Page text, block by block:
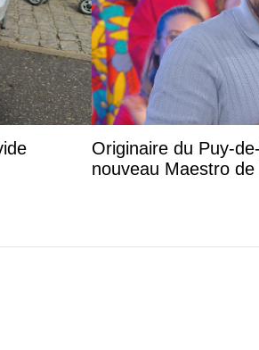
Originaire du Puy-
nouveau Maestro